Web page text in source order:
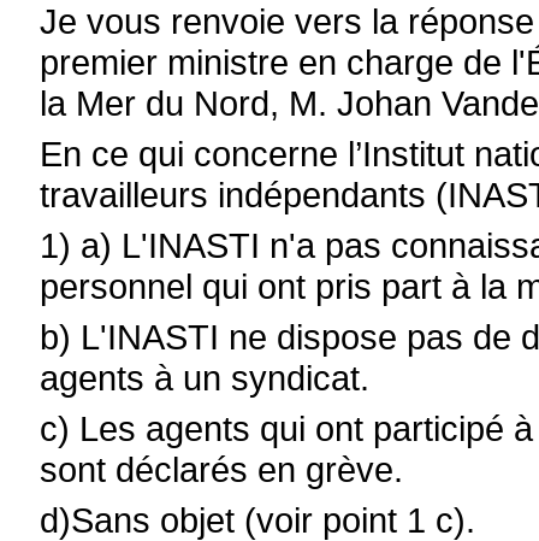
Je vous renvoie vers la
premier ministre en charge de
la Mer du Nord, M. Johan
En ce qui concerne l’Institut
travailleurs indépendants
1) a) L'INASTI n'a pas
personnel qui ont pris part à la
b) L'INASTI ne dispose pas de
agents à un syndicat.
c) Les agents qui ont participé
sont déclarés en grève.
d)Sans objet (voir point 1 c).